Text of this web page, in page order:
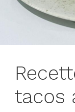
tacos